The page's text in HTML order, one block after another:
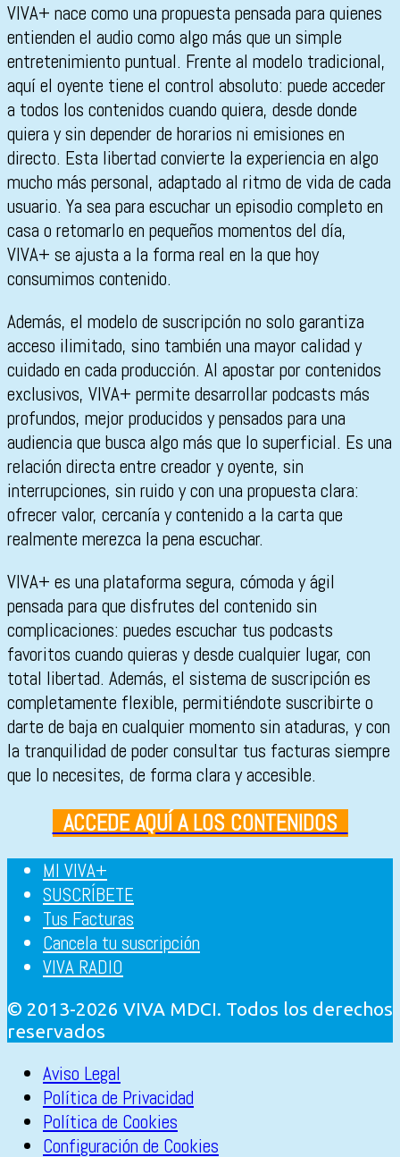
VIVA+ nace como una propuesta pensada para quienes
entienden el audio como algo más que un simple
entretenimiento puntual. Frente al modelo tradicional,
aquí el oyente tiene el control absoluto: puede acceder
a todos los contenidos cuando quiera, desde donde
quiera y sin depender de horarios ni emisiones en
directo. Esta libertad convierte la experiencia en algo
mucho más personal, adaptado al ritmo de vida de cada
usuario. Ya sea para escuchar un episodio completo en
casa o retomarlo en pequeños momentos del día,
VIVA+ se ajusta a la forma real en la que hoy
consumimos contenido.
Además, el modelo de suscripción no solo garantiza
acceso ilimitado, sino también una mayor calidad y
cuidado en cada producción. Al apostar por contenidos
exclusivos, VIVA+ permite desarrollar podcasts más
profundos, mejor producidos y pensados para una
audiencia que busca algo más que lo superficial. Es una
relación directa entre creador y oyente, sin
interrupciones, sin ruido y con una propuesta clara:
ofrecer valor, cercanía y contenido a la carta que
realmente merezca la pena escuchar.
VIVA+ es una plataforma segura, cómoda y ágil
pensada para que disfrutes del contenido sin
complicaciones: puedes escuchar tus podcasts
favoritos cuando quieras y desde cualquier lugar, con
total libertad. Además, el sistema de suscripción es
completamente flexible, permitiéndote suscribirte o
darte de baja en cualquier momento sin ataduras, y con
la tranquilidad de poder consultar tus facturas siempre
que lo necesites, de forma clara y accesible.
ACCEDE AQUÍ A LOS CONTENIDOS
MI VIVA+
SUSCRÍBETE
Tus Facturas
Cancela tu suscripción
VIVA RADIO
© 2013-2026 VIVA MDCI. Todos los derechos
reservados
Aviso Legal
Política de Privacidad
Política de Cookies
Configuración de Cookies